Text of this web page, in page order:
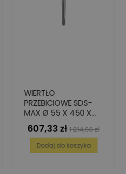
WIERTŁO
PRZEBICIOWE SDS-
MAX Ø 55 X 450 X
590 MM
Cena
607,33 zł Cena
podstawowa
1 214,66 zł
Dodaj do koszyka